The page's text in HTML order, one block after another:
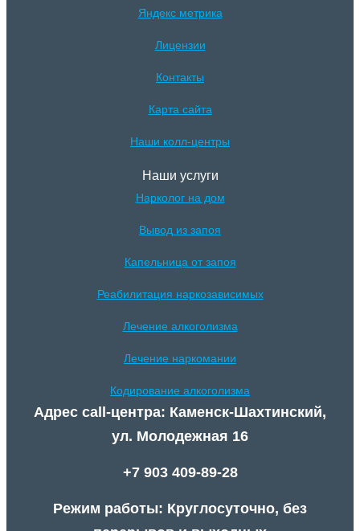
Яндекс метрика
Лицензии
Контакты
Карта сайта
Наши колл-центры
Наши услуги
Нарколог на дом
Вывод из запоя
Капельница от запоя
Реабилитация наркозависимых
Лечение алкоголизма
Лечение наркомании
Кодирование алкоголизма
Адрес call-центра: Каменск-Шахтинский,
ул. Молодежная 16
+7 903 409-89-28
Режим работы: Круглосуточно, без